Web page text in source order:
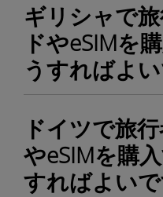
ギリシャで
ドやeSIMを
うすればよ
ドイツで旅
やeSIMを購
すればよい